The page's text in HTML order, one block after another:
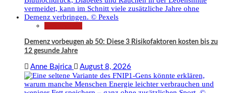
Demenz vorbeugen ab 50: Diese 3 Risikofaktoren kosten bis zu
12 gesunde Jahre
Anne Bajrica August 8, 2026